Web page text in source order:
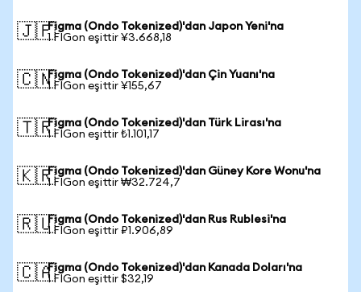
🇯🇵Figma (Ondo Tokenized)'dan Japon Yeni'na
1 FIGon eşittir ¥3.668,18
🇨🇳Figma (Ondo Tokenized)'dan Çin Yuanı'na
1 FIGon eşittir ¥155,67
🇹🇷Figma (Ondo Tokenized)'dan Türk Lirası'na
1 FIGon eşittir ₺1.101,17
🇰🇷Figma (Ondo Tokenized)'dan Güney Kore Wonu'na
1 FIGon eşittir ₩32.724,7
🇷🇺Figma (Ondo Tokenized)'dan Rus Rublesi'na
1 FIGon eşittir ₽1.906,89
🇨🇦Figma (Ondo Tokenized)'dan Kanada Doları'na
1 FIGon eşittir $32,19